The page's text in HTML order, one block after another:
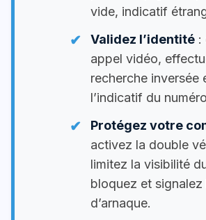
vide, indicatif
Validez l’identité :
appel vidéo,
recherche inversée
l’indicatif du
Protégez votre
activez la double
limitez la visibilité
bloquez et
d’arnaque.